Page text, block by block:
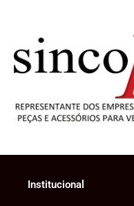
Institucional